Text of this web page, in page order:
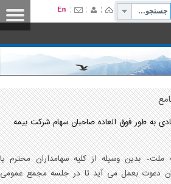
به طور فوق العاده صاحبان سهام شرکت بیمه
ملت- بدین وسیله از کلیه سهامداران محترم یا
دعوت بعمل مى آید تا درجلسه مجمع عمومى